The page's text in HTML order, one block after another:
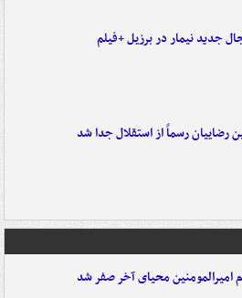
جدید نیمار در برزیل +فیلم
رضاییان رسماً از استقلال جدا شد
امیرالمومنین محیای آخر صفر شد